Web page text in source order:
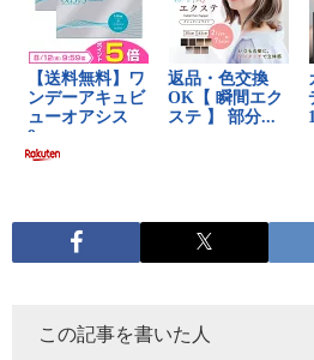
この記事を書いた人